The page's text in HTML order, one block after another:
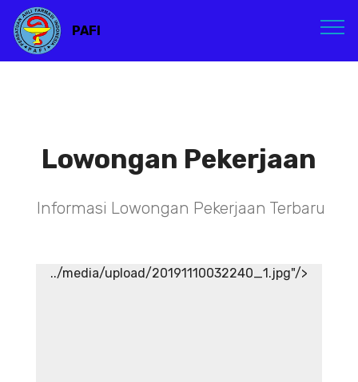
PAFI
Lowongan Pekerjaan
Informasi Lowongan Pekerjaan Terbaru
../media/upload/20191110032240_1.jpg"/>